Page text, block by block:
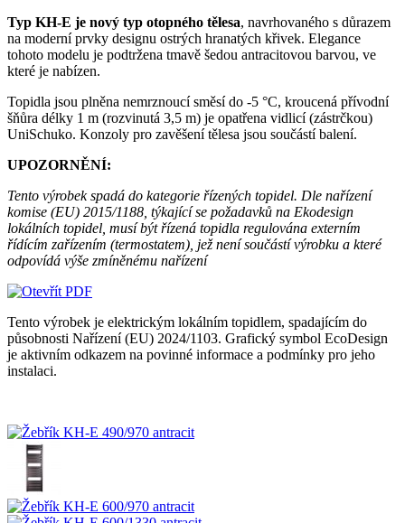
Typ KH-E je nový typ otopného tělesa, navrhovaného s důrazem
na moderní prvky designu ostrých hranatých křivek. Elegance
tohoto modelu je podtržena tmavě šedou antracitovou barvou, ve
které je nabízen.
Topidla jsou plněna nemrznoucí směsí do -5 °C, kroucená přívodní
šňůra délky 1 m (rozvinutá 3,5 m) je opatřena vidlicí (zástrčkou)
UniSchuko. Konzoly pro zavěšení tělesa jsou součástí balení.
UPOZORNĚNÍ:
Tento výrobek spadá do kategorie řízených topidel. Dle nařízení
komise (EU) 2015/1188, týkající se požadavků na Ekodesign
lokálních topidel, musí být řízená topidla regulována externím
řídícím zařízením (termostatem), jež není součástí výrobku a které
odpovídá výše zmíněnému nařízení
Tento výrobek je elektrickým lokálním topidlem, spadajícím do
působnosti Nařízení (EU) 2024/1103. Grafický symbol EcoDesign
je aktivním odkazem na povinné informace a podmínky pro jeho
instalaci.